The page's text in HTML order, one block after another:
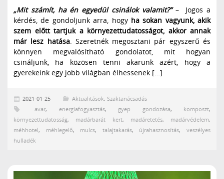
„Mit számít, ha én egyedül csinálok valamit?”– Jogos a
kérdés, de gondoljunk arra, hogy ha sokan vagyunk, akik
szem előtt tartjuk a környezettudatosságot, akkor annak
már lesz hatása. Szeretnék megosztani pár egyszerű és
könnyen megvalósítható gondolatot, mit hogyan
csináljunk, ha közösen tenni akarunk azért, hogy a
gyerekeink egy jobb világban élhessenek […]
2021-01-25 Aktualitások, Szaktanácsadás
avar, energiafogyasztás, gyep gondozása, komposzt,
környezettudatosság, madárbarát kert, madáretetés, madárvédelem,
méhhotel, méhlegelő, mulcs, talajtakarás, újrahasznosítás,veszélyes
hulladék